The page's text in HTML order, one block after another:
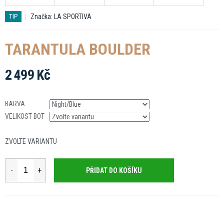
TIP Značka: LA SPORTIVA
TARANTULA BOULDER
2 499 Kč
cena:
BARVA
VELIKOST BOT
ZVOLTE VARIANTU
PŘIDAT DO KOŠÍKU